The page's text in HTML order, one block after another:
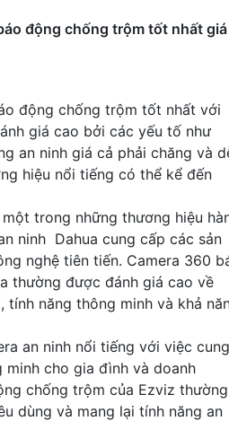
động chống trộm tốt nhất giá
động chống trộm tốt nhất với
giá cao bởi các yếu tố như
an ninh giá cả phải chăng và
hiệu nổi tiếng có thể kể đến
trong những thương hiệu
ninh Dahua cung cấp các sản
nghệ tiên tiến. Camera 360
thường được đánh giá cao về
tính năng thông minh và khả
an ninh nổi tiếng với việc cung
cho gia đình và doanh
chống trộm của Ezviz thường
dùng và mang lại tính năng an